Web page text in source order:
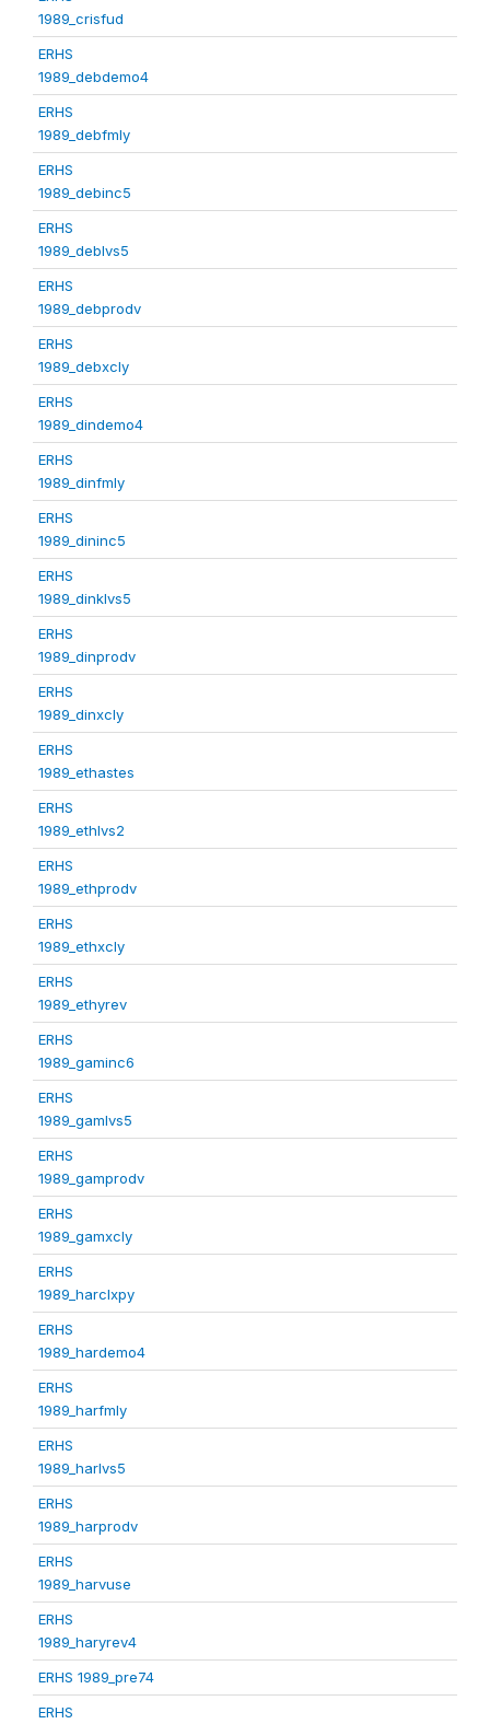
1989_crisfud
ERHS
1989_debdemo4
ERHS
1989_debfmly
ERHS
1989_debinc5
ERHS
1989_deblvs5
ERHS
1989_debprodv
ERHS
1989_debxcly
ERHS
1989_dindemo4
ERHS
1989_dinfmly
ERHS
1989_dininc5
ERHS
1989_dinklvs5
ERHS
1989_dinprodv
ERHS
1989_dinxcly
ERHS
1989_ethastes
ERHS
1989_ethlvs2
ERHS
1989_ethprodv
ERHS
1989_ethxcly
ERHS
1989_ethyrev
ERHS
1989_gaminc6
ERHS
1989_gamlvs5
ERHS
1989_gamprodv
ERHS
1989_gamxcly
ERHS
1989_harclxpy
ERHS
1989_hardemo4
ERHS
1989_harfmly
ERHS
1989_harlvs5
ERHS
1989_harprodv
ERHS
1989_harvuse
ERHS
1989_haryrev4
ERHS 1989_pre74
ERHS